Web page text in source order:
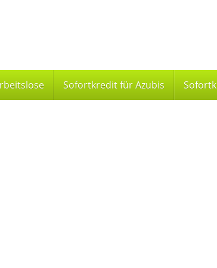
Sofortkredit für Azubis